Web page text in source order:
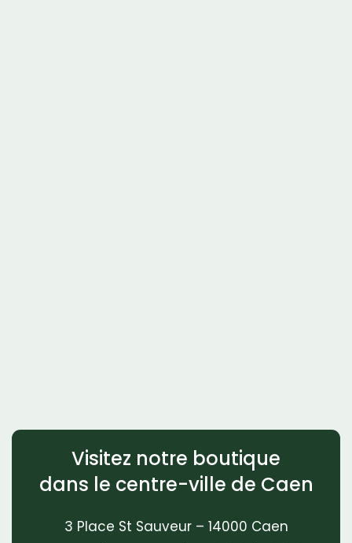
Visitez notre boutique
dans le centre-ville de Caen
3 Place St Sauveur – 14000 Caen